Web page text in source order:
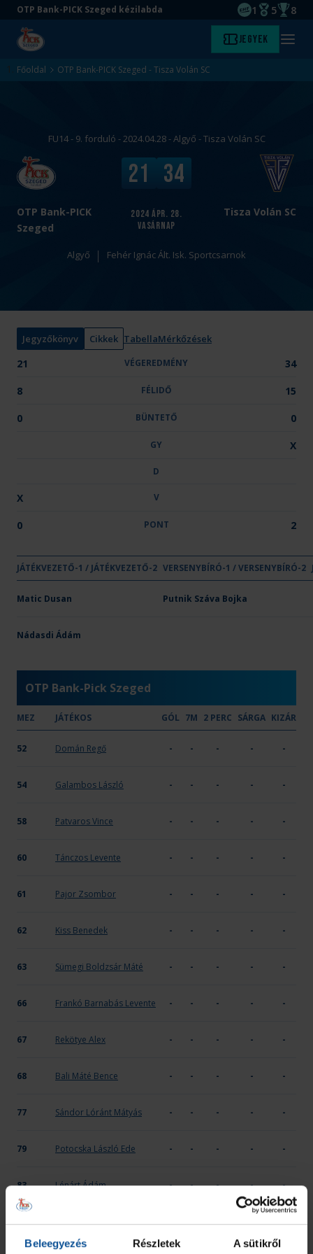
Beleegyezés Részletek A sütikről
Ugrás
tartalomra
Ugrás
aljára
OTP Bank-PICK Szeged kézilabda
EHF
1
Magyar
5 8
Kezdőlap Jegyek Menü
Főoldal OTP Bank-PICK Szeged - Tisza Volán SC
FU14 - 9. forduló - 2024.04.28 - Algyő - Tisza Volán SC
OTP Bank-PICK
Szeged
v
s
.
Tisza Volán SC
2024 ápr. 28.
vasárnap
V
é
e
r
e
é
y
:
21 34
Algyő Fehér Ignác Ált. Isk. Sportcsarnok
Jegyzőkönyv Cikkek TabellaMérkőzések
21 VÉGEREDMÉNY 34
8 FÉLIDŐ 15
0 BÜNTETŐ 0
GY X
D
X V
0 PONT 2
Csapat neve
VÉGEREDMÉNY FÉLIDŐ BÜNTETŐ GY D V
OTP Bank-PICK Szeged 8 -
Tisza Volán SC
JÁTÉKVEZETŐ-1 / JÁTÉKVEZETŐ-2 VERSENYBÍRÓ-1 / VERSENYBÍRÓ-2
Matic Dusan Putnik Száva Bojka
Nádasdi Ádám
OTP Bank-Pick Szeged
MEZ JÁTÉKOS GÓL 7M 2 PERC SÁRGA KIZÁR
52 Domán Regő - - - - -
54 Galambos László - - - - -
58 Patvaros Vince - - - - -
60 Tánczos Levente - - - - -
61 Pajor Zsombor - - - - -
62 Kiss Benedek - - - - -
63 Sümegi Boldzsár Máté - - - - -
66 Frankó Barnabás Levente - - - - -
67 Rekötye Alex - - - - -
68 Bali Máté Bence - - - - -
77 Sándor Lóránt Mátyás - - - - -
79 Potocska László Ede - - - - -
83 Lénárt Ádám - - - - -
97 Sebe Ferenc György - - - - -